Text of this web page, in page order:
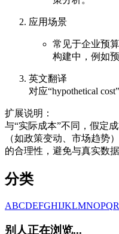
应用场景
常见于企业预
构建中，例如
英文翻译
对应“hypothetical
扩展说明：
与“实际成本”不同，假定
（如政策变动、市场趋势
的合理性，避免与真实数据
分类
ABCDEFGHIJKLMNOPQR
别人正在浏览...